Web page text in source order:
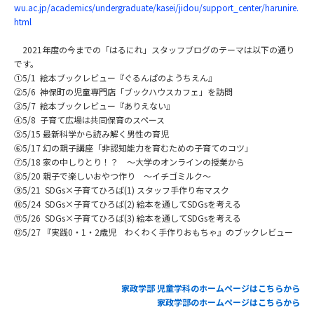
wu.ac.jp/academics/undergraduate/kasei/jidou/support_center/harunire.
html
2021年度の今までの「はるにれ」 スタッフブログのテーマは以下の通り
です。
①5/1 絵本ブックレビュー『ぐるんぱのようちえん』
②5/6 神保町の児童専門店「ブックハウスカフェ」を訪問
③5/7 絵本ブックレビュー『ありえない』
④5/8 子育て広場は共同保育のスペース
⑤5/15 最新科学から読み解く男性の育児
⑥5/17 幻の親子講座「非認知能力を育むための子育てのコツ」
⑦5/18 家の中しりとり！？ ～大学のオンラインの授業から
⑧5/20 親子で楽しいおやつ作り ～イチゴミルク～
⑨5/21 SDGs×子育てひろば(1) スタッフ手作り布マスク
⑩5/24 SDGs×子育てひろば(2) 絵本を通してSDGsを考える
⑪5/26 SDGs×子育てひろば(3) 絵本を通してSDGsを考える
⑫5/27 『実践0・1・2歳児 わくわく手作りおもちゃ』のブックレビュー
家政学部 児童学科のホームページはこちらから
家政学部のホームページはこちらから